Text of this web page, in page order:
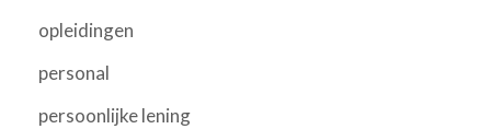
opleidingen
personal
persoonlijke lening